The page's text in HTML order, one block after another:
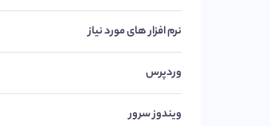
نرم افزار های مورد نیاز
وردپرس
ویندوز سرور